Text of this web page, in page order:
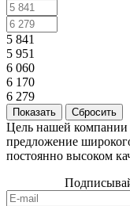
5 841
5 951
6 060
6 170
6 279
Сбросить
Цель нашей
предложение
постоянно высоком